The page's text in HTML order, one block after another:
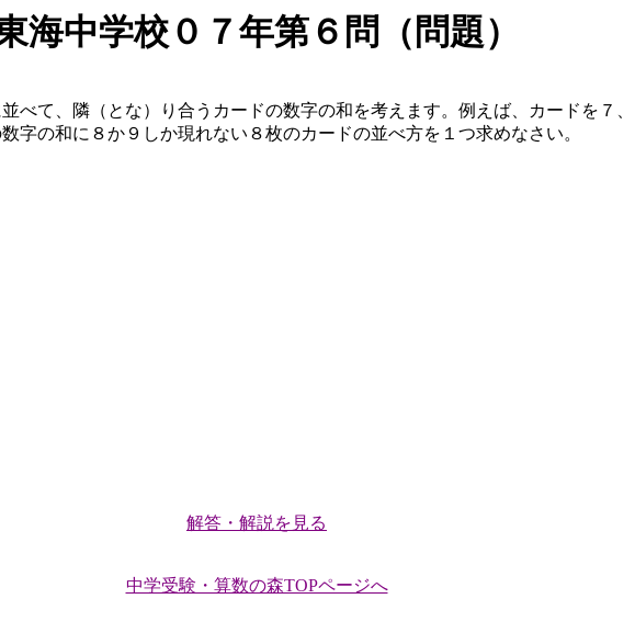
海中学校０７年第６問（問題）
て、隣（とな）り合うカードの数字の和を考えます。例えば、カードを７
字の和に８か９しか現れない８枚のカードの並べ方を１つ求めなさい。
解答・解説を見る
中学受験・算数の森TOPページへ